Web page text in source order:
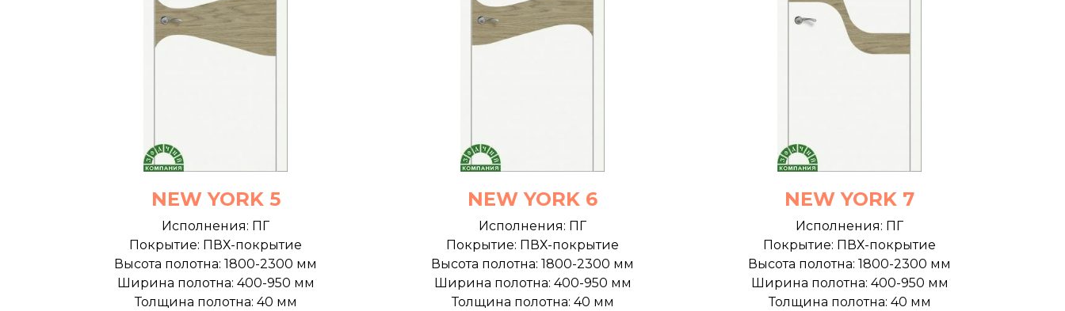
NEW YORK 5
Исполнения: ПГ
Покрытие: ПВХ-покрытие
Высота полотна: 1800-2300 мм
Ширина полотна: 400-950 мм
Толщина полотна: 40 мм
NEW YORK 6
Исполнения: ПГ
Покрытие: ПВХ-покрытие
Высота полотна: 1800-2300 мм
Ширина полотна: 400-950 мм
Толщина полотна: 40 мм
NEW YORK 7
Исполнения: ПГ
Покрытие: ПВХ-покрытие
Высота полотна: 1800-2300 мм
Ширина полотна: 400-950 мм
Толщина полотна: 40 мм